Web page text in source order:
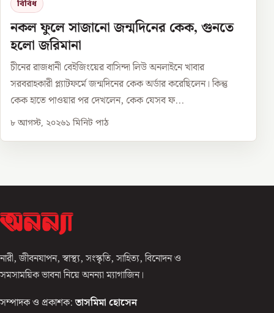
বিবিধ
নকল ফুলে সাজানো জন্মদিনের কেক, গুনতে
হলো জরিমানা
চীনের রাজধানী বেইজিংয়ের বাসিন্দা লিউ অনলাইনে খাবার
সরবরাহকারী প্ল্যাটফর্মে জন্মদিনের কেক অর্ডার করেছিলেন। কিন্তু
কেক হাতে পাওয়ার পর দেখলেন, কেক যেসব ফ...
৮ আগস্ট, ২০২৬১ মিনিট পাঠ
নারী, জীবনযাপন, স্বাস্থ্য, সংস্কৃতি, সাহিত্য, বিনোদন ও
সমসাময়িক ভাবনা নিয়ে অনন্যা ম্যাগাজিন।
সম্পাদক ও প্রকাশক: তাসমিমা হোসেন